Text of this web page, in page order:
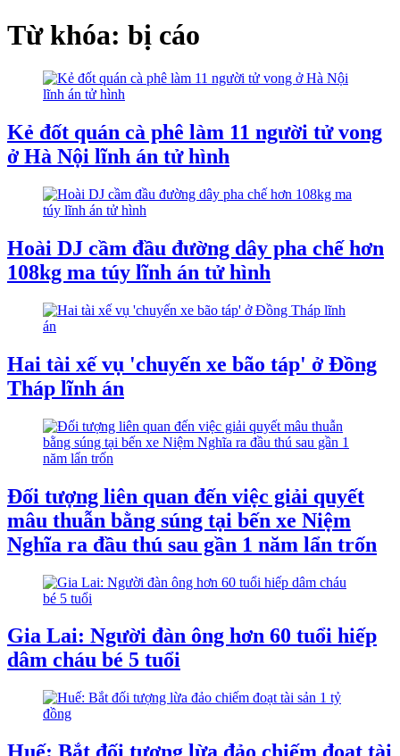
Từ khóa: bị cáo
Kẻ đốt quán cà phê làm 11 người tử vong
ở Hà Nội lĩnh án tử hình
Hoài DJ cầm đầu đường dây pha chế hơn
108kg ma túy lĩnh án tử hình
Hai tài xế vụ 'chuyến xe bão táp' ở Đồng
Tháp lĩnh án
Đối tượng liên quan đến việc giải quyết
mâu thuẫn bằng súng tại bến xe Niệm
Nghĩa ra đầu thú sau gần 1 năm lẩn trốn
Gia Lai: Người đàn ông hơn 60 tuổi hiếp
dâm cháu bé 5 tuổi